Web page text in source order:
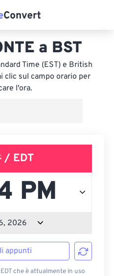
a BST
Time (EST) e British
clic sul campo orario per
l'ora.
/ EDT
appunti
che è attualmente in uso